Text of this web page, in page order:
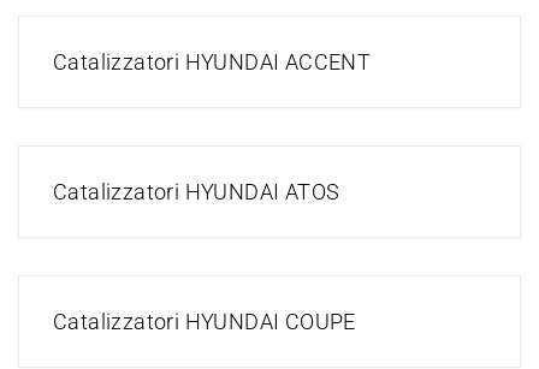
Catalizzatori HYUNDAI ACCENT
Catalizzatori HYUNDAI ATOS
Catalizzatori HYUNDAI COUPE